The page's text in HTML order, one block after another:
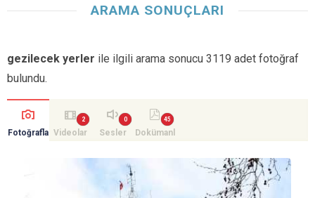
ARAMA SONUÇLARI
gezilecek yerler ile ilgili arama sonucu 3119 adet fotoğraf
bulundu.
Fotoğrafla Videolar Sesler
Dokümanl